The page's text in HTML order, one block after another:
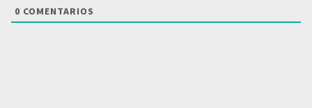
0 COMENTARIOS